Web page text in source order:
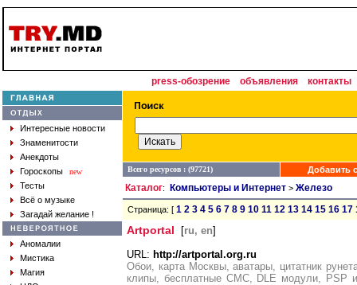
press-обозрение объявления контакты
Интересные новости
Знаменитости
Анекдоты
Гороскопы
new
Тесты
Всё о музыке
Загадай желание !
Аномалии
Мистика
Магия
Всего ресурсов : (97721) Добавить
Каталог: Компьютеры и Интернет > Железо
Страница: [ 1 2 3 4 5 6 7 8 9 10 11 12 13 14 15 16 17
Artportal [ru, en]
URL: http://artportal.org.ru
Обои, карта Москвы, аватары, цитатник
клипы, бесплатные СМС, DLE модули, PSP